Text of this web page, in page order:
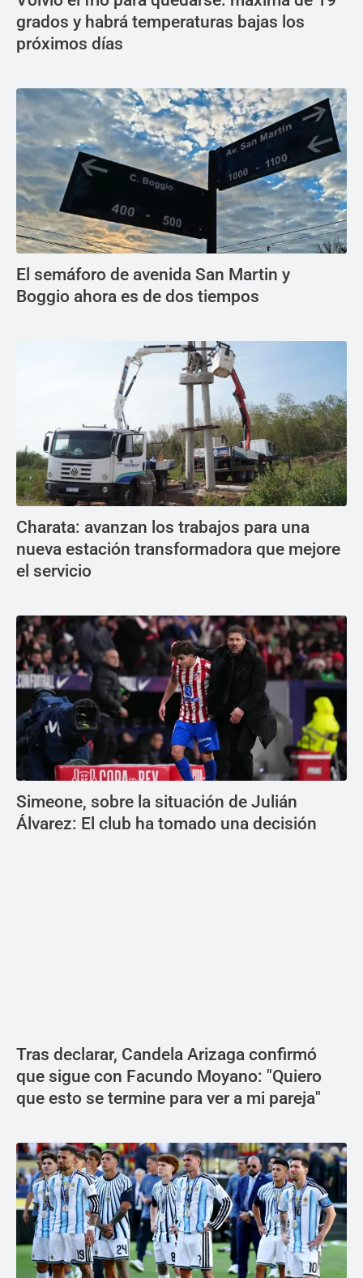
grados y habrá temperaturas bajas los
próximos días
El semáforo de avenida San Martin y
Boggio ahora es de dos tiempos
Charata: avanzan los trabajos para una
nueva estación transformadora que mejore
el servicio
Simeone, sobre la situación de Julián
Álvarez: El club ha tomado una decisión
Tras declarar, Candela Arizaga confirmó
que sigue con Facundo Moyano: "Quiero
que esto se termine para ver a mi pareja"